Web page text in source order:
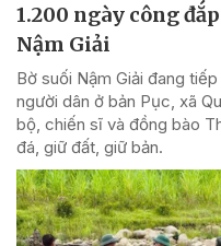
1.200 ngày công
Nậm Giải
Bờ suối Nậm Giải đang
người dân ở bản Pục, xã
bộ, chiến sĩ và đồng bào
đá, giữ đất, giữ bản.